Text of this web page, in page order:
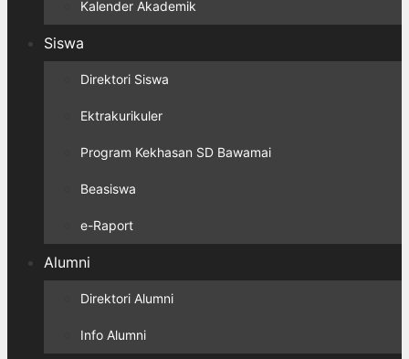
Kalender Akademik
Siswa
Direktori Siswa
Ektrakurikuler
Program Kekhasan SD Bawamai
Beasiswa
e-Raport
Alumni
Direktori Alumni
Info Alumni